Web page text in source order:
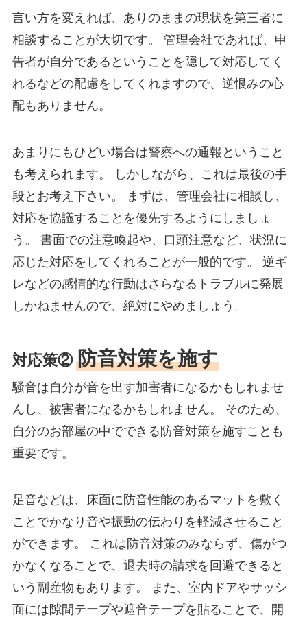
言い方を変えれば、ありのままの現状を第三者に
相談することが大切です。 管理会社であれば、申
告者が自分であるということを隠して対応してく
れるなどの配慮をしてくれますので、逆恨みの心
配もありません。
あまりにもひどい場合は警察への通報ということ
も考えられます。 しかしながら、これは最後の手
段とお考え下さい。 まずは、管理会社に相談し、
対応を協議することを優先するようにしましょ
う。 書面での注意喚起や、口頭注意など、状況に
応じた対応をしてくれることが一般的です。 逆ギ
レなどの感情的な行動はさらなるトラブルに発展
しかねませんので、絶対にやめましょう。
対応策② 防音対策を施す
騒音は自分が音を出す加害者になるかもしれませ
んし、被害者になるかもしれません。 そのため、
自分のお部屋の中でできる防音対策を施すことも
重要です。
足音などは、床面に防音性能のあるマットを敷く
ことでかなり音や振動の伝わりを軽減させること
ができます。 これは防音対策のみならず、傷がつ
かなくなることで、退去時の請求を回避できると
いう副産物もあります。 また、室内ドアやサッシ
面には隙間テープや遮音テープを貼ることで、開